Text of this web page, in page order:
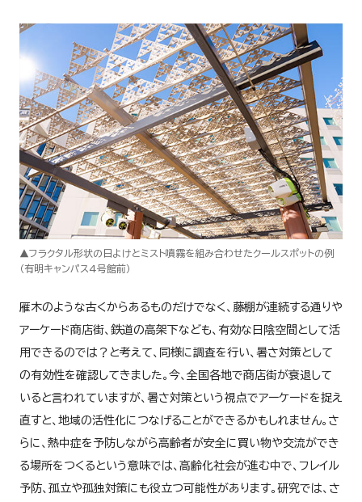
▲フラクタル形状の日よけとミスト噴霧を組み合わせたクールスポットの例
（有明キャンパス4号館前）
雁木のような古くからあるものだけでなく、藤棚が連続する通りや
アーケード商店街、鉄道の高架下なども、有効な日陰空間として活
用できるのでは？と考えて、同様に調査を行い、暑さ対策として
の有効性を確認してきました。今、全国各地で商店街が衰退して
いると言われていますが、暑さ対策という視点でアーケードを捉え
直すと、地域の活性化につなげることができるかもしれません。さ
らに、熱中症を予防しながら高齢者が安全に買い物や交流ができ
る場所をつくるという意味では、高齢化社会が進む中で、フレイル
予防、孤立や孤独対策にも役立つ可能性があります。研究では、さ